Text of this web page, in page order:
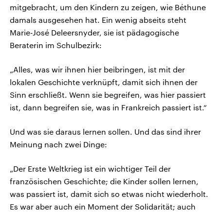
mitgebracht, um den Kindern zu zeigen, wie Béthune
damals ausgesehen hat. Ein wenig abseits steht
Marie-José Deleersnyder, sie ist pädagogische
Beraterin im Schulbezirk:
„Alles, was wir ihnen hier beibringen, ist mit der
lokalen Geschichte verknüpft, damit sich ihnen der
Sinn erschließt. Wenn sie begreifen, was hier passiert
ist, dann begreifen sie, was in Frankreich passiert ist.“
Und was sie daraus lernen sollen. Und das sind ihrer
Meinung nach zwei Dinge:
„Der Erste Weltkrieg ist ein wichtiger Teil der
französischen Geschichte; die Kinder sollen lernen,
was passiert ist, damit sich so etwas nicht wiederholt.
Es war aber auch ein Moment der Solidarität; auch